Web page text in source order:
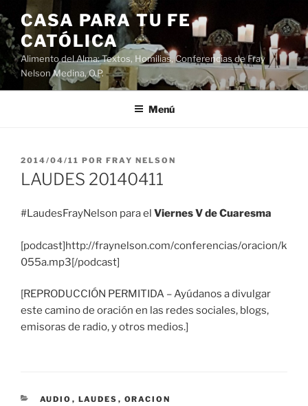
Saltar
al
contenido
CASA PARA TU FE
CATÓLICA
Alimento del Alma: Textos, Homilias, Conferencias de Fray
Nelson Medina, O.P.
Menú
PUBLICADO
EL
2014/04/11 POR FRAY NELSON
LAUDES 20140411
#LaudesFrayNelson para el Viernes V de Cuaresma
[podcast]http://fraynelson.com/conferencias/oracion/k
055a.mp3[/podcast]
[REPRODUCCIÓN PERMITIDA – Ayúdanos a divulgar
este camino de oración en las redes sociales, blogs,
emisoras de radio, y otros medios.]
CATEGORÍAS
AUDIO , LAUDES , ORACION